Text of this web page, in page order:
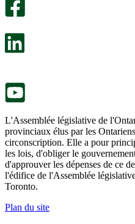
L'Assemblée législative de
provinciaux élus par les
circonscription. Elle a pour
les lois, d'obliger le
d'approuver les dépenses de ce
l'édifice de l'Assemblée
Toronto.
Plan du site